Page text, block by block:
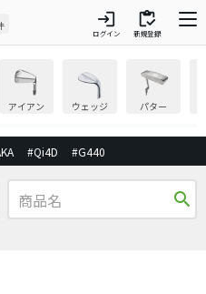
login
ログイン
inventory
新規登録
アイアン ウェッジ パター
#Qi4D #G440
search